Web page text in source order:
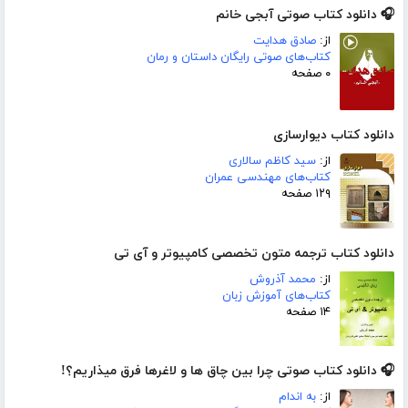
🎧 دانلود کتاب صوتی آبجی خانم
از: صادق هدایت
کتاب‌های صوتی رایگان داستان و رمان
۰ صفحه
دانلود کتاب دیوارسازی
از: سید کاظم سالاری
کتاب‌های مهندسی عمران
۱۲۹ صفحه
دانلود کتاب ترجمه متون تخصصی کامپیوتر و آی تی
از: محمد آذروش
کتاب‌های آموزش زبان
۱۴ صفحه
🎧 دانلود کتاب صوتی چرا بین چاق ها و لاغرها فرق میذاریم؟!
از: به اندام